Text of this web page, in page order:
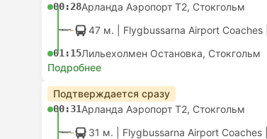
00:28Арланда Аэропорт T2, Стокгольм
47 м. | Flygbussarna Airport Coaches
01:15Лильехолмен Остановка, Стокгольм
Подробнее
Подтверждается сразу
00:31Арланда Аэропорт T2, Стокгольм
31 м. | Flygbussarna Airport Coaches